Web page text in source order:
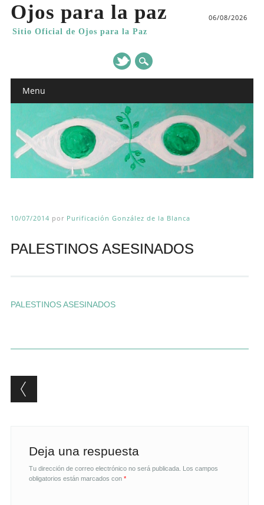
Ojos para la paz
Sitio Oficial de Ojos para la Paz
06/08/2026
Main menu
Menu
10/07/2014 por Purificación González de la Blanca
PALESTINOS ASESINADOS
PALESTINOS ASESINADOS
Post navigation
Deja una respuesta
Tu dirección de correo electrónico no será publicada. Los campos
obligatorios están marcados con *